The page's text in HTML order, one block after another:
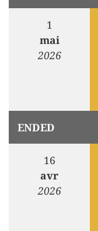
1
mai
2026
ENDED
16
avr
2026